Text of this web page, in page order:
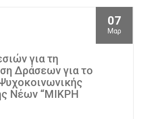
07
Μαρ
για τη
Δράσεων για το
Νέων “ΜΙΚΡΗ